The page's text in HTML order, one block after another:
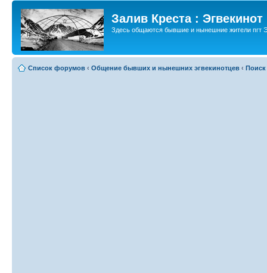
Залив Креста : Эгвекинот
Здесь общаются бывшие и нынешние жители пгт
Список форумов ‹ Общение бывших и нынешних эгвекинотцев ‹ Поиск